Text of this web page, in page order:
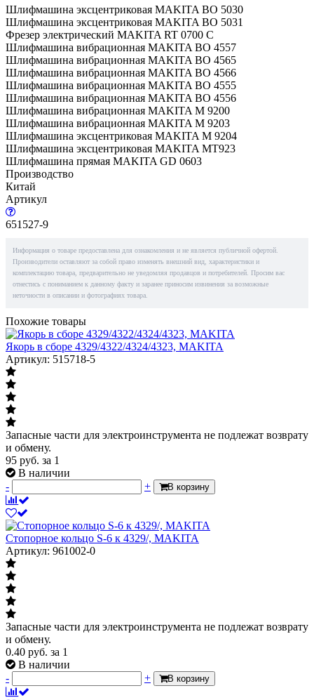
Шлифмашина эксцентриковая MAKITA BO 5030
Шлифмашина эксцентриковая MAKITA BO 5031
Фрезер электрический MAKITA RT 0700 C
Шлифмашина вибрационная MAKITA BO 4557
Шлифмашина вибрационная MAKITA BO 4565
Шлифмашина вибрационная MAKITA BO 4566
Шлифмашина вибрационная MAKITA BO 4555
Шлифмашина вибрационная MAKITA BO 4556
Шлифмашина вибрационная MAKITA M 9200
Шлифмашина вибрационная MAKITA M 9203
Шлифмашина эксцентриковая MAKITA M 9204
Шлифмашина эксцентриковая MAKITA MT923
Шлифмашина прямая MAKITA GD 0603
Производство
Китай
Артикул
651527-9
Информация о товаре предоставлена для ознакомления и не является публичной офертой.
Производители оставляют за собой право изменять внешний вид, характеристики и
комплектацию товара, предварительно не уведомляя продавцов и потребителей. Просим вас
отнестись с пониманием к данному факту и заранее приносим извинения за возможные
неточности в описании и фотографиях товара.
Похожие товары
Якорь в сборе 4329/4322/4324/4323, MAKITA
Артикул: 515718-5
Запасные части для электроинструмента не подлежат возврату
и обмену.
95 руб. за 1
В наличии
-
+ В корзину
Стопорное кольцо S-6 к 4329/, MAKITA
Артикул: 961002-0
Запасные части для электроинструмента не подлежат возврату
и обмену.
0.40 руб. за 1
В наличии
-
+ В корзину